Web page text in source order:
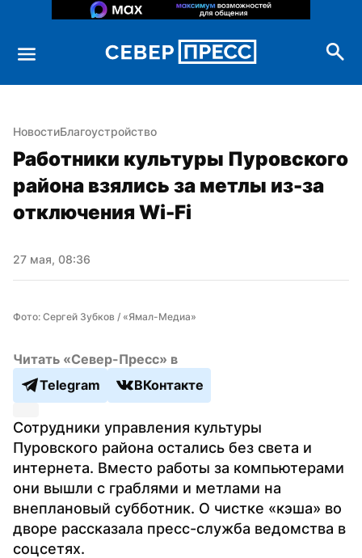
НовостиБлагоустройство
Работники культуры Пуровского
района взялись за метлы из-за
отключения Wi-Fi
27 мая, 08:36
Фото: Сергей Зубков / «Ямал-Медиа»
Читать «Север-Пресс» в
Telegram
ВКонтакте
Сотрудники управления культуры
Пуровского района остались без света и
интернета. Вместо работы за компьютерами
они вышли с граблями и метлами на
внеплановый субботник. О чистке «кэша» во
дворе рассказала пресс-служба ведомства в
соцсетях.